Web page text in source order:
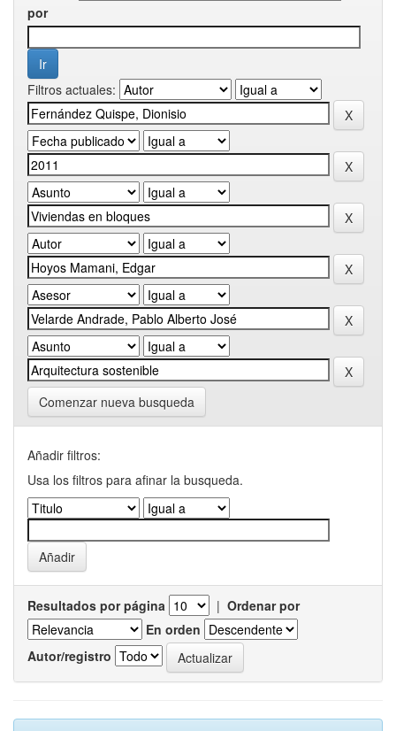
por
Filtros actuales:
Comenzar nueva busqueda
Añadir filtros:
Usa los filtros para afinar la busqueda.
Resultados por página | Ordenar por
En orden
Autor/registro